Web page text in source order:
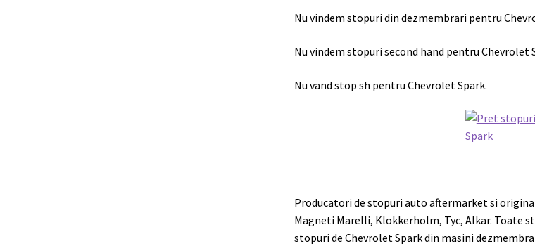
Nu vindem stopuri din dezmembrari pentru
Nu vindem stopuri second hand pentru Chevrolet
Nu vand stop sh pentru Chevrolet Spark.
Producatori de stopuri auto aftermarket si
Magneti Marelli, Klokkerholm, Tyc, Alkar. Toate
stopuri de Chevrolet Spark din masini